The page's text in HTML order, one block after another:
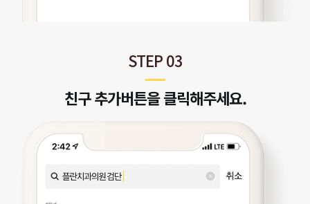
STEP 03
친구 추가버튼을 클릭해주세요.